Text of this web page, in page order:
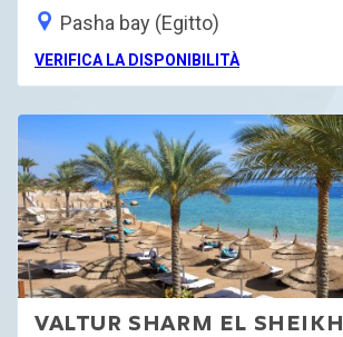
Pasha bay (Egitto)
VERIFICA LA DISPONIBILITÀ
VALTUR SHARM EL SHEIKH